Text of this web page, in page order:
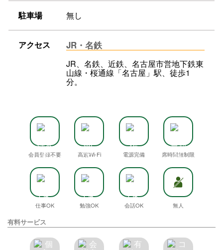
駐車場 無し
アクセス JR・名鉄
JR、名鉄、近鉄、名古屋市営地下鉄東
山線・桜通線「名古屋」駅、徒歩1
分。
会員登録不要 高速Wi-Fi 電源完備 席時間無制限
仕事OK 勉強OK 会話OK 無人
有料サービス